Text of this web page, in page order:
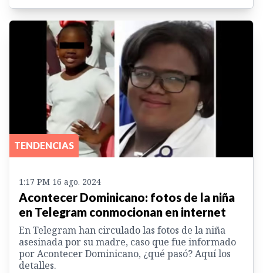
TENDENCIAS
1:17 PM 16 ago. 2024
Acontecer Dominicano: fotos de la niña
en Telegram conmocionan en internet
En Telegram han circulado las fotos de la niña
asesinada por su madre, caso que fue informado
por Acontecer Dominicano, ¿qué pasó? Aquí los
detalles.